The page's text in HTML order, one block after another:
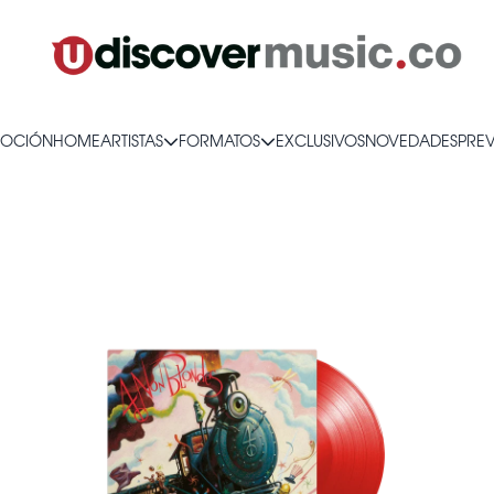
HOMEARTISTAS FORMATOS EXCLUSIVOSNOVEDADES